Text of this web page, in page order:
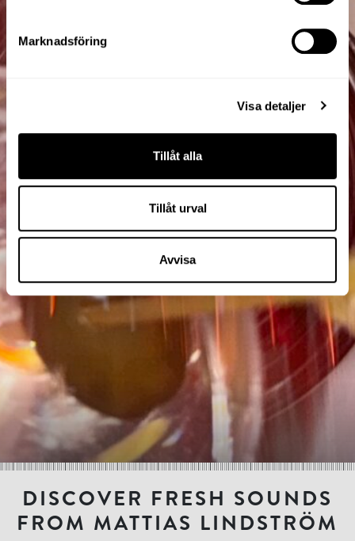
Marknadsföring
Visa detaljer
Tillåt alla
Tillåt urval
Avvisa
DISCOVER FRESH SOUNDS
FROM MATTIAS LINDSTRÖM